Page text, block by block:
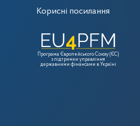
Корисні посилання
Програма Європейського Союзу (ЄС)
з підтримки управління
державними фінансами в Україні